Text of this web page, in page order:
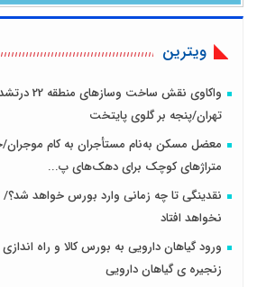
ویترین
واکاوی نقش
تهران/پنجه بر گلوی پایتخت
معضل مسکن به‌نام مستأجران به کام موجران/
متراژهای کوچک برای دهک‌های پ...
نقدینگی تا چه زمانی وارد بورس خواهد شد؟/
نخواهد افتاد
ورود گیاهان دارویی به بورس کالا و راه
زنجیره ی گیاهان دارویی